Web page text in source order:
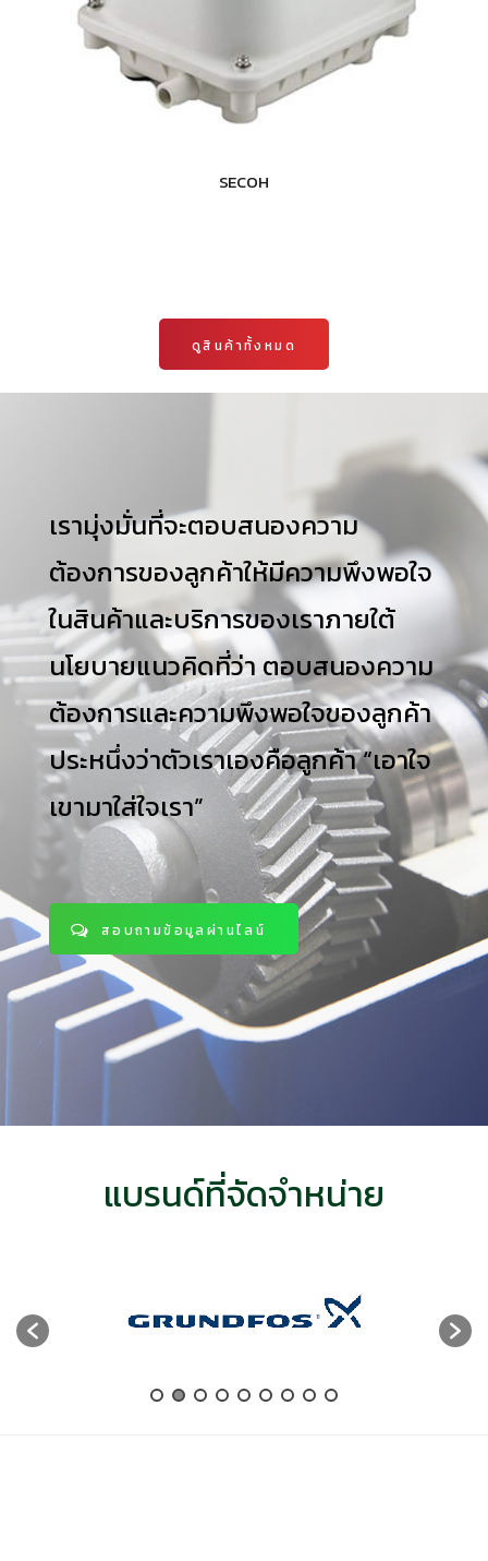
SECOH
ดูสินค้าทั้งหมด
เรามุ่งมั่นที่จะตอบสนองความ
ต้องการของลูกค้าให้มีความพึงพอใจ
ในสินค้าและบริการของเราภายใต้
นโยบายแนวคิดที่ว่าตอบสนองความ
ต้องการและความพึงพอใจของลูกค้า
ประหนึ่งว่าตัวเราเองคือลูกค้า “เอาใจ
เขามาใส่ใจเรา”
สอบถามข้อมูลผ่านไลน์
แบรนด์ที่จัดจำหน่าย